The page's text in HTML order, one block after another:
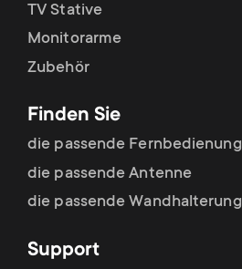
TV Stative
Monitorarme
Zubehör
Finden Sie
die passende Fernbedienung
die passende Antenne
die passende Wandhalterung
Support